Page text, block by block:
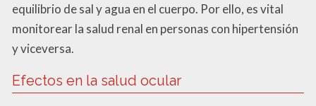
equilibrio de sal y agua en el cuerpo. Por ello, es vital
monitorear la salud renal en personas con hipertensión
y viceversa.
Efectos en la salud ocular